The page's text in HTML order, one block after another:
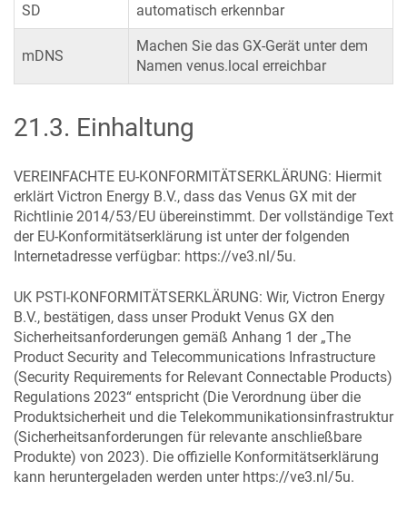
SD
automatisch erkennbar
mDNS
Machen Sie das GX-Gerät unter dem
Namen venus.local erreichbar
21.3. Einhaltung
VEREINFACHTE EU-KONFORMITÄTSERKLÄRUNG: Hiermit
erklärt Victron Energy B.V., dass das Venus GX mit der
Richtlinie 2014/53/EU übereinstimmt. Der vollständige Text
der EU-Konformitätserklärung ist unter der folgenden
Internetadresse verfügbar: https://ve3.nl/5u.
UK PSTI-KONFORMITÄTSERKLÄRUNG: Wir, Victron Energy
B.V., bestätigen, dass unser Produkt Venus GX den
Sicherheitsanforderungen gemäß Anhang 1 der „The
Product Security and Telecommunications Infrastructure
(Security Requirements for Relevant Connectable Products)
Regulations 2023“ entspricht (Die Verordnung über die
Produktsicherheit und die Telekommunikationsinfrastruktur
(Sicherheitsanforderungen für relevante anschließbare
Produkte) von 2023). Die offizielle Konformitätserklärung
kann heruntergeladen werden unter https://ve3.nl/5u.